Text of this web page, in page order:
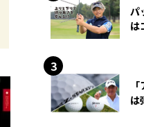
パ
は
は